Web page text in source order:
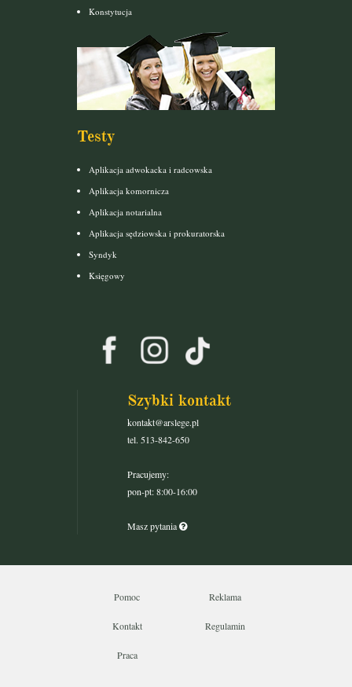
Konstytucja
Testy
Aplikacja adwokacka i radcowska
Aplikacja komornicza
Aplikacja notarialna
Aplikacja sędziowska i prokuratorska
Syndyk
Księgowy
Szybki kontakt
kontakt@arslege.pl
tel. 513-842-650
Pracujemy:
pon-pt: 8:00-16:00
Masz pytania
Pomoc Reklama
Kontakt Regulamin
Praca